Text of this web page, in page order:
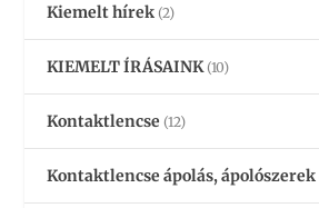
Kiemelt hírek (2)
KIEMELT ÍRÁSAINK(10)
Kontaktlencse (12)
Kontaktlencse ápolás, ápolószerek